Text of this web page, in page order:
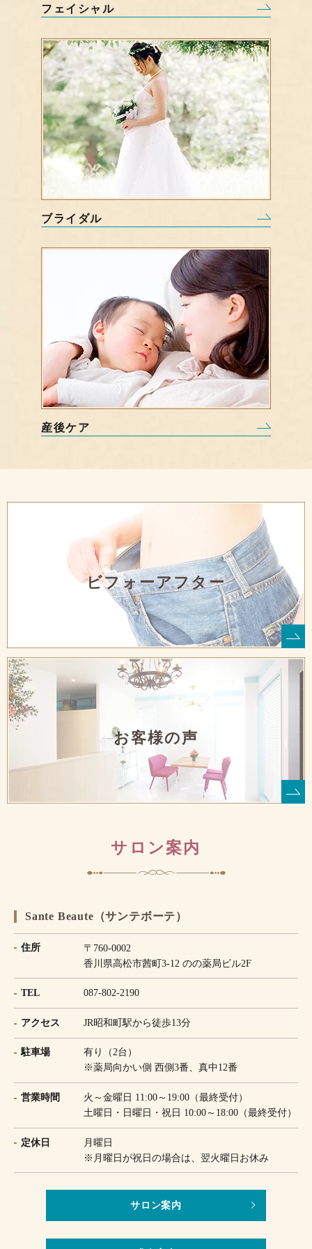
フェイシャル
ブライダル
産後ケア
ビフォーアフター
お客様の声
サロン案内
Sante Beaute（サンテボーテ）
住所
〒760-0002
香川県高松市茜町3-12 のの薬局ビル2F
TEL 087-802-2190
アクセス JR昭和町駅から徒歩13分
駐車場
有り（2台）
※薬局向かい側 西側3番、真中12番
営業時間
火～金曜日 11:00～19:00（最終受付）
土曜日・日曜日・祝日 10:00～18:00（最終受付）
定休日
月曜日
※月曜日が祝日の場合は、翌火曜日お休み
サロン案内